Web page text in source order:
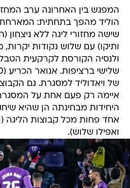
המפגש בין האחרונה ערב
הוליד מהפך בתחתית:
שישה מחזורי ליגה ללא ניצחון
ותיקו) עם שלוש נקודות
ולנסיה הקורסת לקרקעית
של ויאדוליד למסגרת. גם
איימה רק פעם אחת על
היחידות מבחינתה הן שהיא
אחד פחות מכל קבוצות הליגה
ואפילו שלוש).